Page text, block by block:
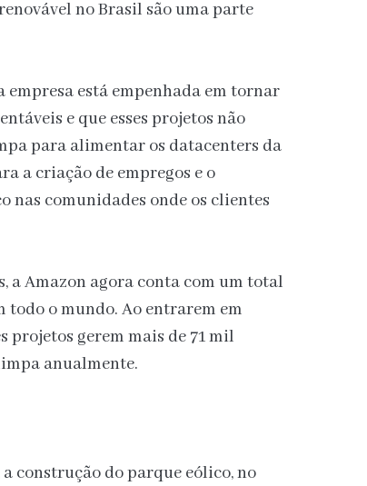
no Brasil são uma parte
empresa está empenhada em tornar
e que esses projetos não
para alimentar os datacenters da
a criação de empregos e o
nas comunidades onde os clientes
a Amazon agora conta com um total
todo o mundo. Ao entrarem em
projetos gerem mais de 71 mil
anualmente.
construção do parque eólico, no